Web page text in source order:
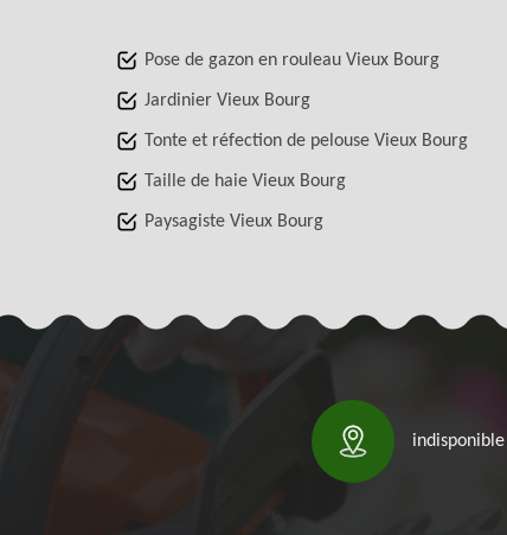
Pose de gazon en rouleau Vieux Bourg
Jardinier Vieux Bourg
Tonte et réfection de pelouse Vieux Bourg
Taille de haie Vieux Bourg
Paysagiste Vieux Bourg
indisponible